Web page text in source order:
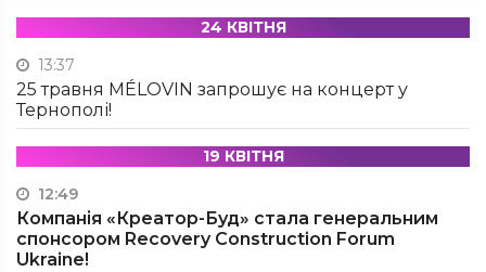
24 КВІТНЯ
13:37
25 травня MÉLOVIN запрошує на концерт у
Тернополі!
19 КВІТНЯ
12:49
Компанія «Креатор-Буд» стала генеральним
спонсором Recovery Construction Forum
Ukraine!